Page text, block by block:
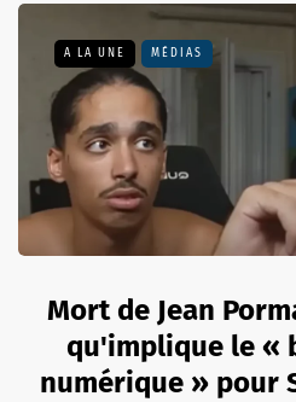
A LA UNE MÉDIAS
Mort de Jean
qu'implique le «
numérique » pour